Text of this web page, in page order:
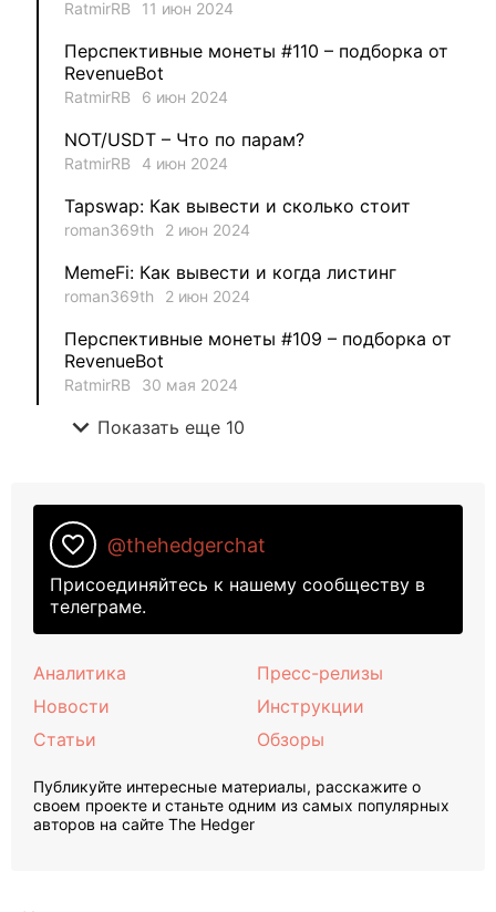
Ksenia 1
METAMINECRAFT
Kate_AAX 1
RatmirRB 11 июн 2024
Перспективные монеты #110 – подборка от
RevenueBot
RatmirRB 6 июн 2024
NOT/USDT – Что по парам?
RatmirRB 4 июн 2024
Tapswap: Как вывести и сколько стоит
roman369th 2 июн 2024
MemeFi: Как вывести и когда листинг
roman369th 2 июн 2024
Перспективные монеты #109 – подборка от
RevenueBot
RatmirRB 30 мая 2024
expand_more Показать еще 10
favorite_border @thehedgerchat
Присоединяйтесь к нашему сообществу в
телеграме.
Аналитика
Новости
Статьи
Пресс-релизы
Инструкции
Обзоры
Публикуйте интересные материалы, расскажите о
своем проекте и станьте одним из самых популярных
авторов на сайте The Hedger